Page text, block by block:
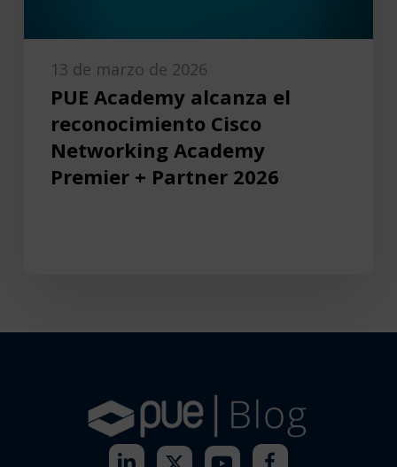
PUE Academy alcanza el
reconocimiento Cisco
Networking Academy
Premier + Partner 2026
13 de marzo de 2026